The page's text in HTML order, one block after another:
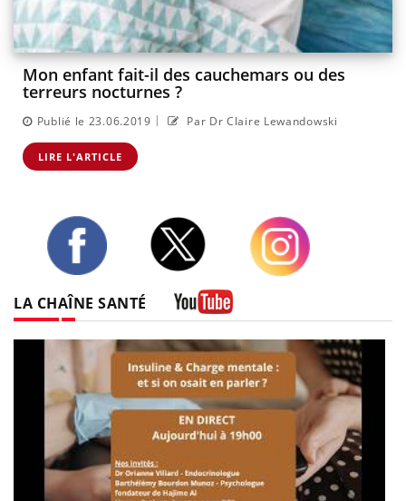
Mon enfant fait-il des cauchemars ou des
terreurs nocturnes ?
Publié le 23.06.2019 | Par Dr Claire Lewandowski
LIRE L'ARTICLE
LA CHAÎNE SANTÉ